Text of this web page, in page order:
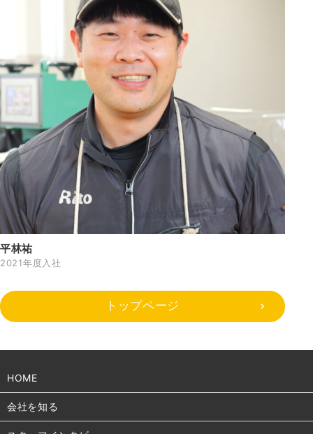
平林祐
2021年度入社
トップページ
HOME
会社を知る